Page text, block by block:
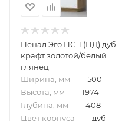
Пенал Эго ПС-1 (ПД) дуб
крафт золотой/белый
глянец
Ширина, мм — 500
Высота, мм — 1974
Глубина, мм — 408
Цвет корпуса — дуб